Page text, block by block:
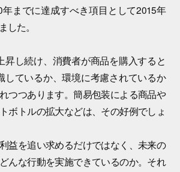
までに達成すべき項目として2015年
した。
昇し続け、消費者が商品を購入すると
しているか、環境に考慮されているか
つつあります。簡易包装による商品や
ボトルの拡大などは、その好例でしょ
益を追い求めるだけではなく、未来の
んな行動を実施できているのか。それ